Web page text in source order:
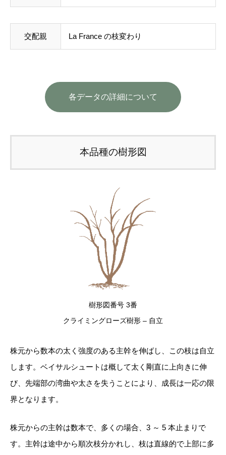
交配親 La France の枝変わり
各データの詳細について
本品種の樹形図
樹形図番号 3番
クライミングローズ樹形 – 自立
株元から数本の太く強度のある主幹を伸ばし、この枝は自立
します。ベイサルシュートは概して太く剛直に上向きに伸
び、先端部の湾曲や太さを失うことにより、成長は一応の限
界となります。
株元からの主幹は数本で、多くの場合、3 ～ 5 本止まりで
す。主幹は途中から順次枝分かれし、枝は直線的で上部に多